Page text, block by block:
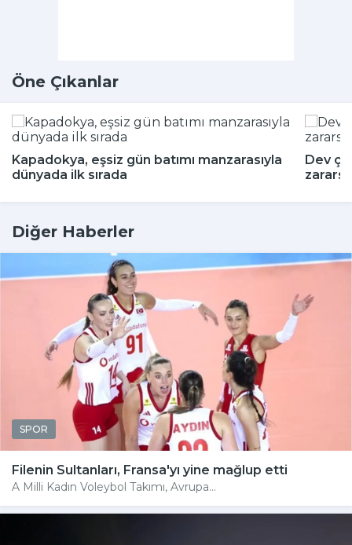
Öne Çıkanlar
Kapadokya, eşsiz gün batımı manzarasıyla
dünyada ilk sırada
Dev
Diğer Haberler
SPOR
Filenin Sultanları, Fransa'yı yine mağlup etti
A Milli Kadın Voleybol Takımı, Avrupa...